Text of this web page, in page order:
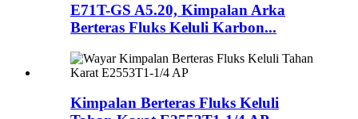
E71T-GS A5.20, Kimpalan Arka
Berteras Fluks Keluli Karbon...
Kimpalan Berteras Fluks Keluli